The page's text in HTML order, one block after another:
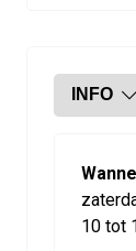
INFO
10 tot